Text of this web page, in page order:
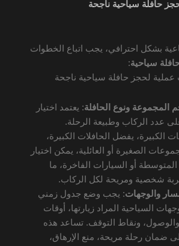
حافلة سياحية ناجحة
بشكل احترافي، يجب اتباع الخطوات
سياحية:
المجموعة ونوع الحافلة: يعتمد اختيار
عدد الركاب وطبيعة الرحلة.
الكبيرة، يفضل الحافلات الكبيرة،
الصغيرة أو العائلية، يمكن اختيار
المتوسطة أو السيارات الفاخرة، ما
شخصية ومريحة لكل الركاب.
والوجهات: يجب وضع جدول زمني
السياحية المراد زيارتها، أوقات
والوصول، ونقاط التوقف. تساعد هذه
ضمان رحلة مريحة، منع الإرهاق،